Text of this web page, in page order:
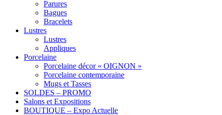
Parures
Bagues
Bracelets
Lustres
Lustres
Appliques
Porcelaine
Porcelaine décor « OIGNON »
Porcelaine contemporaine
Mugs et Tasses
SOLDES – PROMO
Salons et Expositions
BOUTIQUE – Expo Actuelle